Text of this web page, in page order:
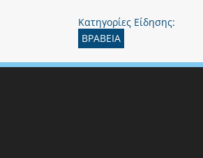
Κατηγορίες Είδησης:
ΒΡΑΒΕΙΑ